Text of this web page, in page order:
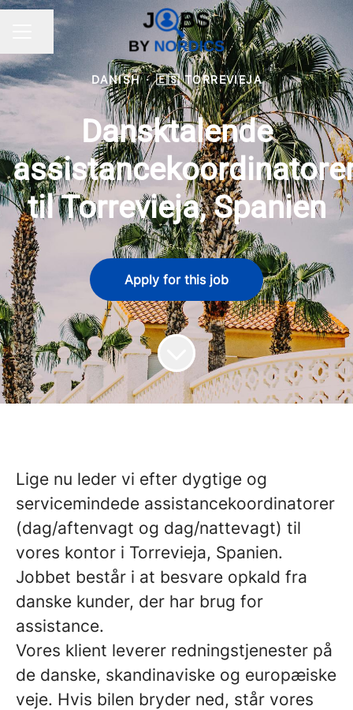
CAREER MENU
Share page
DANISH · 🇪🇸 TORREVIEJA
Dansktalende
til Torrevieja, Spanien
Apply for this job
Lige nu leder vi efter dygtige og
servicemindede assistancekoordinatorer
(dag/aftenvagt og dag/nattevagt) til
vores kontor i Torrevieja, Spanien.
Jobbet består i at besvare opkald fra
danske kunder, der har brug for
assistance.
Vores klient leverer redningstjenester på
de danske, skandinaviske og europæiske
veje. Hvis bilen bryder ned, står vores